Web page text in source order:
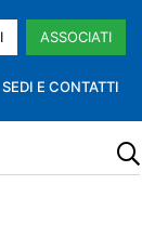
ASSOCIATI
SEDI E CONTATTI